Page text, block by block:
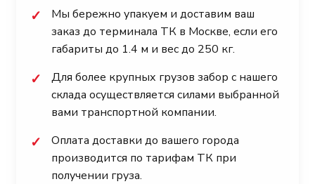
✓
Мы бережно упакуем и доставим ваш
заказ до терминала ТК в Москве, если его
габариты до 1.4 м и вес до 250 кг.
✓
Для более крупных грузов забор с нашего
склада осуществляется силами выбранной
вами транспортной компании.
✓
Оплата доставки до вашего города
производится по тарифам ТК при
получении груза.